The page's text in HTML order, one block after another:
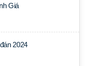
Giá
2024